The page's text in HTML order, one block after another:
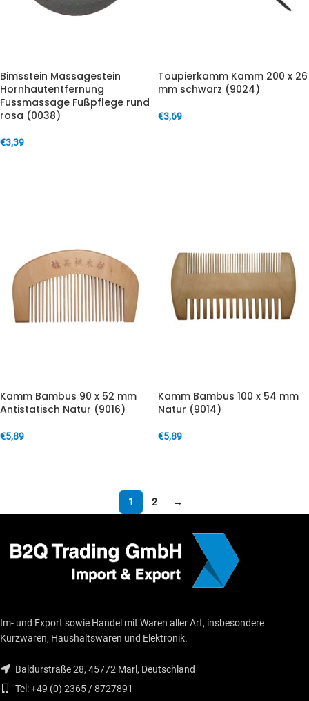
Bimsstein Massagestein
Hornhautentfernung
Fussmassage Fußpflege rund
rosa (0038)
€3,39
Toupierkamm Kamm 200 x 26
mm schwarz (9024)
€3,69
Kamm Bambus 90 x 52 mm
Antistatisch Natur (9016)
€5,89
Kamm Bambus 100 x 54 mm
Natur (9014)
€5,89
1 2 →
Im- und Export sowie Handel mit Waren aller Art, insbesondere
Kurzwaren, Haushaltswaren und Elektronik.
Baldurstraße 28, 45772 Marl, Deutschland
Tel: +49 (0) 2365 / 8727891